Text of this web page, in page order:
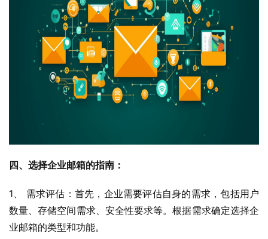
四、选择企业邮箱的指南：
1、 需求评估：首先，企业需要评估自身的需求，包括用户
数量、存储空间需求、安全性要求等。根据需求确定选择企
业邮箱的类型和功能。